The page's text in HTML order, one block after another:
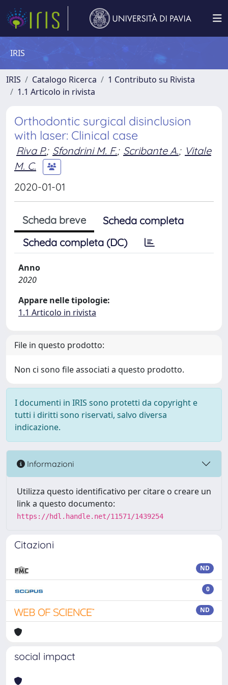
IRIS
IRIS Catalogo Ricerca
1 Contributo su Rivista
1.1 Articolo in rivista
Orthodontic surgical disinclusion
with laser: Clinical case
Riva P.; Sfondrini M. F.; Scribante A.; Vitale
M. C.
2020-01-01
Scheda breve
Scheda completa
Scheda completa (DC)
Anno
2020
Appare nelle tipologie:
1.1 Articolo in rivista
File in questo prodotto:
Non ci sono file associati a questo prodotto.
I documenti in IRIS sono protetti da copyright e
tutti i diritti sono riservati, salvo diversa
indicazione.
Informazioni
Utilizza questo identificativo per citare o creare un
link a questo documento:
https://hdl.handle.net/11571/1439254
Citazioni
ND
0
ND
social impact